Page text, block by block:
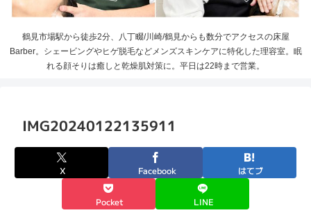
鶴見市場駅から徒歩2分、八丁畷/川崎/鶴見からも数分でアクセスの床屋
Barber。シェービングやヒゲ脱毛などメンズスキンケアに特化した理容室。眠
れる顔そりは癒しと乾燥肌対策に。平日は22時まで営業。
IMG20240122135911
X Facebook はてブ
Pocket LINE